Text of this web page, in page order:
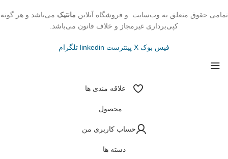
تمامی حقوق متعلق به وب‌سایت و فروشگاه‌ آنلاین مانتیک می‌باشد و هر گونه
کپی‌برداری غیرمجاز و خلاف قانون می‌باشد.
فیس بوک X پینترست linkedin تلگرام
علاقه مندی ها
محصول
حساب کاربری من
دسته ها